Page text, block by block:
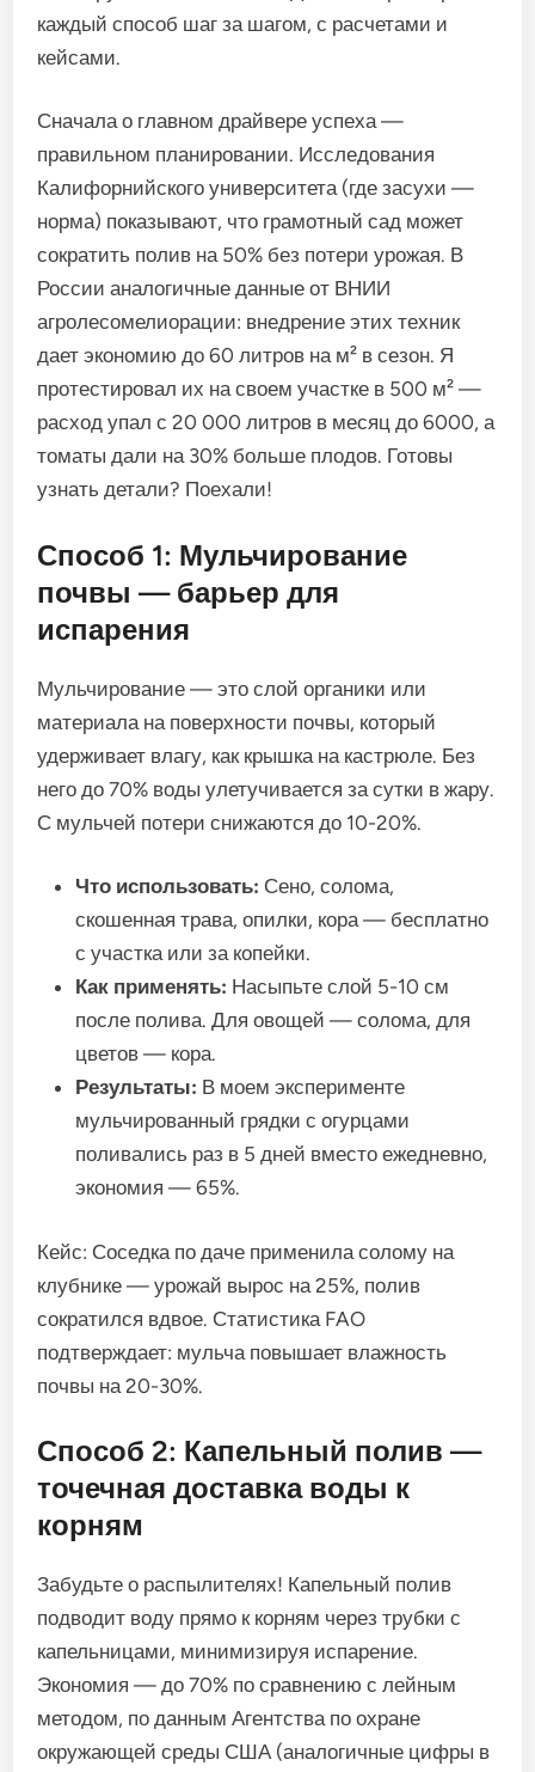
каждый способ шаг за шагом, с расчетами и
кейсами.
Сначала о главном драйвере успеха —
правильном планировании. Исследования
Калифорнийского университета (где засухи —
норма) показывают, что грамотный сад может
сократить полив на 50% без потери урожая. В
России аналогичные данные от ВНИИ
агролесомелиорации: внедрение этих техник
дает экономию до 60 литров на м² в сезон. Я
протестировал их на своем участке в 500 м² —
расход упал с 20 000 литров в месяц до 6000, а
томаты дали на 30% больше плодов. Готовы
узнать детали? Поехали!
Способ 1: Мульчирование
почвы — барьер для
испарения
Мульчирование — это слой органики или
материала на поверхности почвы, который
удерживает влагу, как крышка на кастрюле. Без
него до 70% воды улетучивается за сутки в жару.
С мульчей потери снижаются до 10-20%.
Что использовать: Сено, солома,
скошенная трава, опилки, кора — бесплатно
с участка или за копейки.
Как применять: Насыпьте слой 5-10 см
после полива. Для овощей — солома, для
цветов — кора.
Результаты: В моем эксперименте
мульчированный грядки с огурцами
поливались раз в 5 дней вместо ежедневно,
экономия — 65%.
Кейс: Соседка по даче применила солому на
клубнике — урожай вырос на 25%, полив
сократился вдвое. Статистика FAO
подтверждает: мульча повышает влажность
почвы на 20-30%.
Способ 2: Капельный полив —
точечная доставка воды к
корням
Забудьте о распылителях! Капельный полив
подводит воду прямо к корням через трубки с
капельницами, минимизируя испарение.
Экономия — до 70% по сравнению с лейным
методом, по данным Агентства по охране
окружающей среды США (аналогичные цифры в